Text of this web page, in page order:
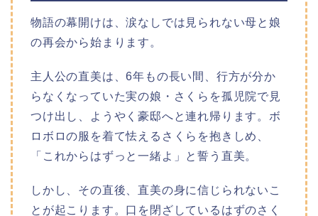
物語の幕開けは、涙なしでは見られない母と娘
の再会から始まります。
主人公の直美は、6年もの長い間、行方が分か
らなくなっていた実の娘・さくらを孤児院で見
つけ出し、ようやく豪邸へと連れ帰ります。ボ
ロボロの服を着て怯えるさくらを抱きしめ、
「これからはずっと一緒よ」と誓う直美。
しかし、その直後、直美の身に信じられないこ
とが起こります。口を閉ざしているはずのさく